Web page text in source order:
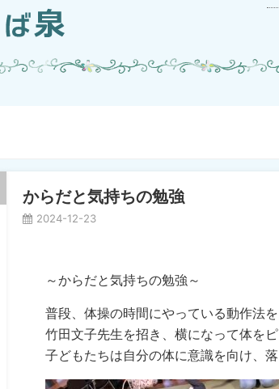
からだと気持ちの勉強
2024-12-23
～からだと気持ちの勉強～
普段、体操の時間にやっている動作法を
竹田文子先生を招き、横になって体を
子どもたちは自分の体に意識を向け、